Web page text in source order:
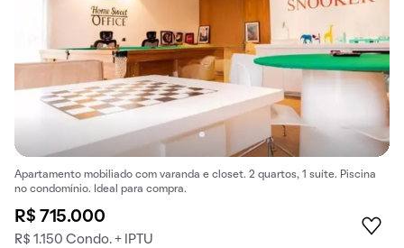
Apartamento mobiliado com varanda e closet. 2 quartos, 1 suíte. Piscina
no condomínio. Ideal para compra.
R$ 715.000
R$ 1.150 Condo. + IPTU